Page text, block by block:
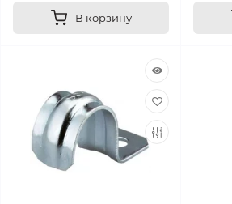
В корзину